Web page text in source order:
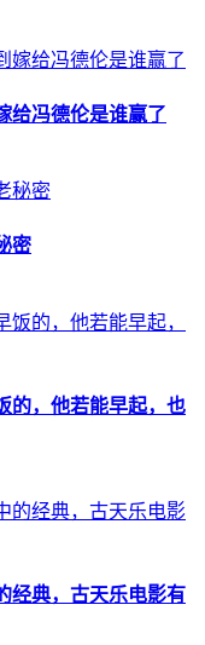
给冯德伦是谁赢了
密
的，他若能早起，也
经典，古天乐电影有